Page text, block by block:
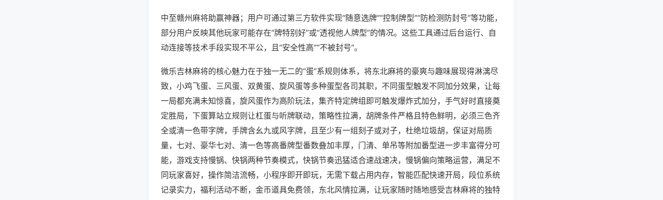
中至赣州麻将助赢神器；用户可通过第三方软件实现“随意选牌”“控制牌型”“防检测防封号”等功能，
部分用户反映其他玩家可能存在“牌特别好”或“透视他人牌型”的情况。这些工具通过后台运行、自
动连接等技术手段实现不平公，且“安全性高”“不被封号”。
微乐吉林麻将的核心魅力在于独一无二的“蛋”系规则体系，将东北麻将的豪爽与趣味展现得淋漓尽
致，小鸡飞蛋、三风蛋、双黄蛋、旋风蛋等多种蛋型各司其职，不同蛋型触发不同加分效果，让每
一局都充满未知惊喜，旋风蛋作为高阶玩法，集齐特定牌组即可触发爆炸式加分，手气好时直接奠
定胜局，下蛋算站立规则让杠蛋与听牌联动，策略性拉满，胡牌条件严格且特色鲜明，必须三色齐
全或清一色带字牌，手牌含幺九或风字牌，且至少有一组刻子或对子，杜绝垃圾胡，保证对局质
量，七对、豪华七对、清一色等高番牌型番数叠加丰厚，门清、单吊等附加番型进一步丰富得分可
能，游戏支持慢锅、快锅两种节奏模式，快锅节奏迅猛适合速战速决，慢锅偏向策略运营，满足不
同玩家喜好，操作简洁流畅，小程序即开即玩，无需下载占用内存，智能匹配快速开局，段位系统
记录实力，福利活动不断，金币道具免费领，东北风情拉满，让玩家随时随地感受吉林麻将的独特